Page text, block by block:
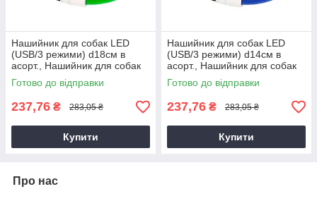
Нашийник для собак LED
(USB/3 режими) d18см в
асорт., Нашийник для собак
LED USB d18 см, Світний
нашийник
Готово до відправки
237,76 ₴ 283,05 ₴
Купити
Нашийник для собак LED
(USB/3 режими) d14см в
асорт., Нашийник для собак
LED USB d14 см, Світний
нашийник
Готово до відправки
237,76 ₴ 283,05 ₴
Купити
Про нас